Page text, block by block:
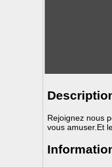
Rejoignez nous
vous amuser.Et